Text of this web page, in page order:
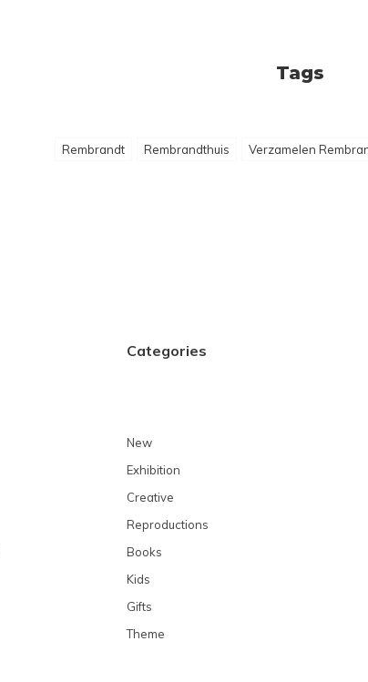
Tags
Rembrandt Rembrandthuis Verzamelen
Categories
New
Exhibition
Creative
Reproductions
Books
Kids
Gifts
Theme